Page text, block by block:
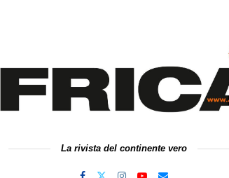
La rivista del continente vero